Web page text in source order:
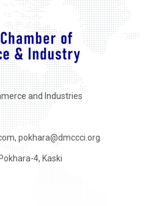
and Industries
, pokhara@dmccci.org
4, Kaski